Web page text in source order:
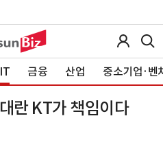
IT 금융 산업 중소기업·벤
란 KT가 책임이다